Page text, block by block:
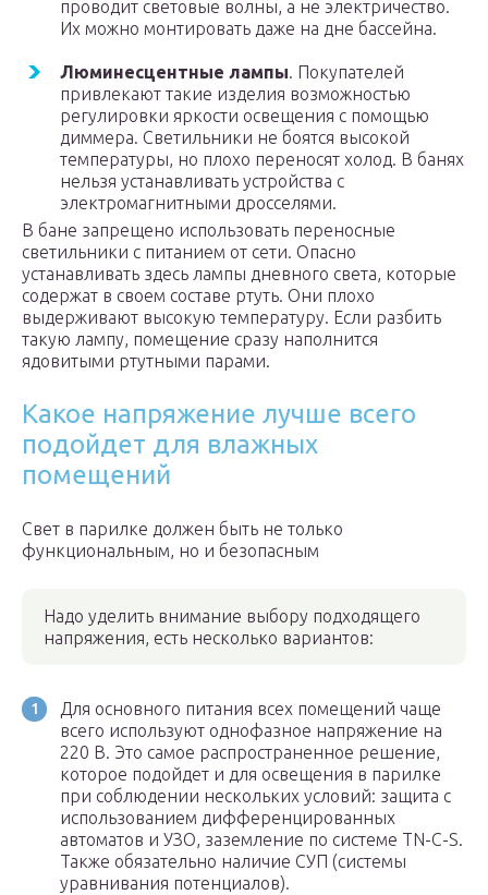
проводит световые волны, а не электричество.
Их можно монтировать даже на дне бассейна.
Люминесцентные лампы. Покупателей
привлекают такие изделия возможностью
регулировки яркости освещения с помощью
диммера. Светильники не боятся высокой
температуры, но плохо переносят холод. В банях
нельзя устанавливать устройства с
электромагнитными дросселями.
В бане запрещено использовать переносные
светильники с питанием от сети. Опасно
устанавливать здесь лампы дневного света, которые
содержат в своем составе ртуть. Они плохо
выдерживают высокую температуру. Если разбить
такую лампу, помещение сразу наполнится
ядовитыми ртутными парами.
Какое напряжение лучше всего
подойдет для влажных
помещений
Свет в парилке должен быть не только
функциональным, но и безопасным
Надо уделить внимание выбору подходящего
напряжения, есть несколько вариантов:
Для основного питания всех помещений чаще
всего используют однофазное напряжение на
220 В. Это самое распространенное решение,
которое подойдет и для освещения в парилке
при соблюдении нескольких условий: защита с
использованием дифференцированных
автоматов и УЗО, заземление по системе TN-C-S.
Также обязательно наличие СУП (системы
уравнивания потенциалов).